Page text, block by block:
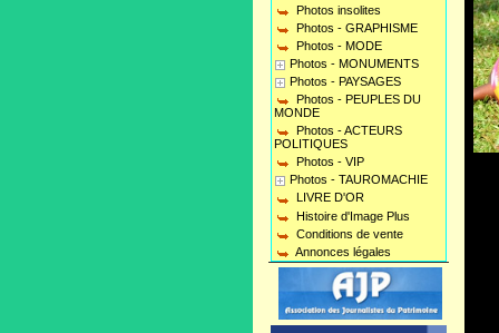
Photos insolites
Photos - GRAPHISME
Photos - MODE
Photos - MONUMENTS
Photos - PAYSAGES
Photos - PEUPLES DU
MONDE
Photos - ACTEURS
POLITIQUES
Photos - VIP
Photos - TAUROMACHIE
LIVRE D'OR
Histoire d'Image Plus
Conditions de vente
Annonces légales